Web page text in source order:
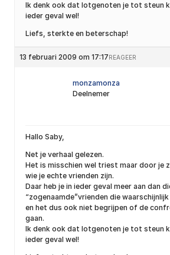
Ik denk ook dat lotgenoten je tot steun
ieder geval wel!
Liefs, sterkte en beterschap!
13 februari 2009 om 17:17 REAGEER
monzamonza
Deelnemer
Hallo Saby,
Net je verhaal gelezen.
Het is misschien wel triest maar door je
wie je echte vrienden zijn.
Daar heb je in ieder geval meer aan dan
“zogenaamde”vrienden die
en het dus ook niet begrijpen of de
gaan.
Ik denk ook dat lotgenoten je tot steun
ieder geval wel!